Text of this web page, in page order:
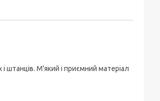
штанців. М'який і приємний матеріал